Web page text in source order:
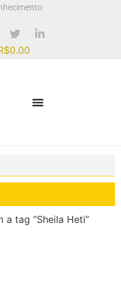
tag “Sheila Heti”